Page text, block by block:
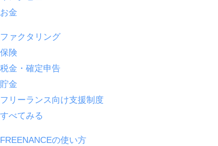
お金
ファクタリング
保険
税金・確定申告
貯金
フリーランス向け支援制度
すべてみる
FREENANCEの使い方